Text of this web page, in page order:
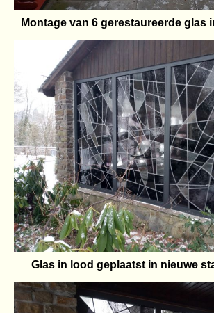
Montage van 6 gerestaureerde glas
Glas in lood geplaatst in nieuwe